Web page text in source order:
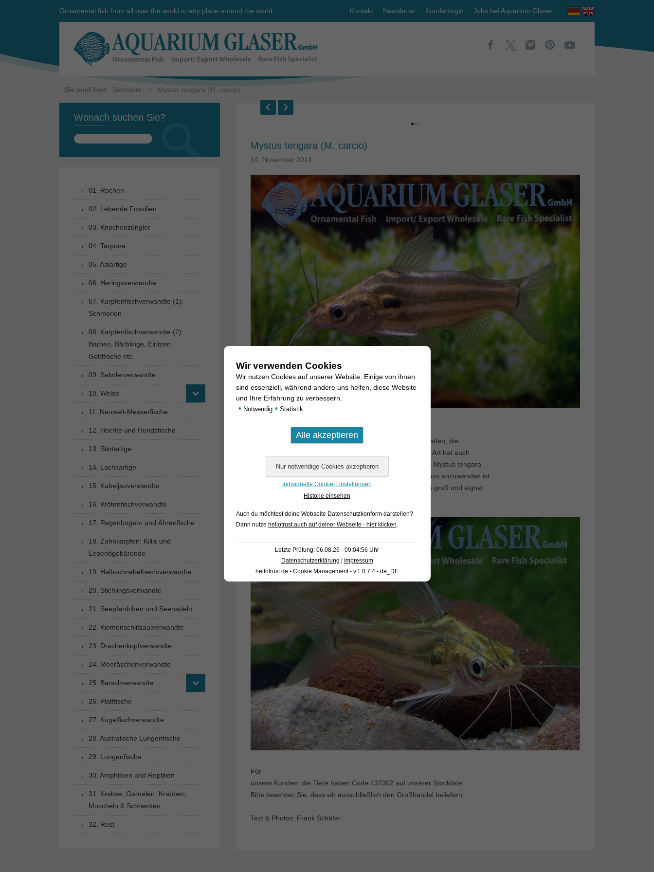
Ornamental fish from all over the world to any place around the world Kontakt Newsletter Kundenlogin Jobs bei Aquarium Glaser
Sie sind hier: Startseite Mystus tengara (M. carcio)
Mystus tengara (M. carcio)
14. November 2014
Indien haben wir die kleinste der gestreiften Welsarten erhalten, die
früher allesamt Mystus vittatus genannt wurden. Die kleine Art hat auch
Namenskuddelmuddel erlebt und wurde bis vor kurzem als Mystus tengara
angesehen. Heute glaubt man, dass der Name Mystus carcio anzuwenden ist.
Wie auch immer: dieser entzückende Wels wird nur 4-6 cm groß und eignet
sich darum hervorragend auch für kleinere Aquarien.
Für
unsere Kunden: die Tiere haben Code 437302 auf unserer Stockliste.
Bitte beachten Sie, dass wir ausschließlich den Großhandel beliefern.
Text & Photos: Frank Schäfer
Wonach suchen Sie?
Suchen
01. Rochen
02. Lebende Fossilien
03. Knochenzüngler
04. Tarpune
05. Aalartige
06. Heringsverwandte
07. Karpfenfischverwandte (1):
Schmerlen
08. Karpfenfischverwandte (2):
Barben, Bärblinge, Elritzen,
Goldfische etc.
09. Salmlerverwandte
10. Welse
11. Neuwelt-Messerfische
12. Hechte und Hundsfische
13. Stintartige
14. Lachsartige
15. Kabeljauverwandte
16. Krötenfischverwandte
17. Regenbogen- und Ährenfische
18. Zahnkarpfen: Killis und
Lebendgebärende
19. Halbschnabelhechtverwandte
20. Stichlingsverwandte
21. Seepferdchen und Seenadeln
22. Kiemenschlitzaalverwandte
23. Drachenkopfverwandte
24. Meeräschenverwandte
25. Barschverwandte
26. Plattfische
27. Kugelfischverwandte
28. Australische Lungenfische
29. Lungenfische
30. Amphibien und Reptilien
31. Krebse, Garnelen, Krabben,
Muscheln & Schnecken
32. Rest
Wir verwenden Cookies
Wir nutzen Cookies auf unserer Website. Einige von ihnen
sind essenziell, während andere uns helfen, diese Website
und Ihre Erfahrung zu verbessern.
• Notwendig • Statistik
Individuelle Cookie-Einstellungen
Historie einsehen
Auch du möchtest deine Webseite Datenschutzkonform darstellen?
Dann nutze hellotrust auch auf deiner Webseite - hier klicken.
Letzte Prüfung: 06.08.26 - 09:04:56 Uhr
Datenschutzerklärung
Impressum
hellotrust.de - Cookie Management - v.1.0.7.4 - de_DE